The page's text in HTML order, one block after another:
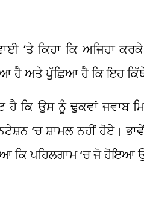
‘ਤੇ ਕਿਹਾ ਕਿ ਅਜਿਹਾ
ਹੈ ਅਤੇ ਪੁੱਛਿਆ ਹੈ ਕਿ ਇਹ
ਹੈ ਕਿ ਉਸ ਨੂੰ ਢੁਕਵਾਂ ਜਵਾਬ
‘ਚ ਸ਼ਾਮਲ ਨਹੀਂ ਹੋਏ।
ਕਿਪਹਿਲਗਾਮ‘ਚ ਜੋ ਹੋਇਆ